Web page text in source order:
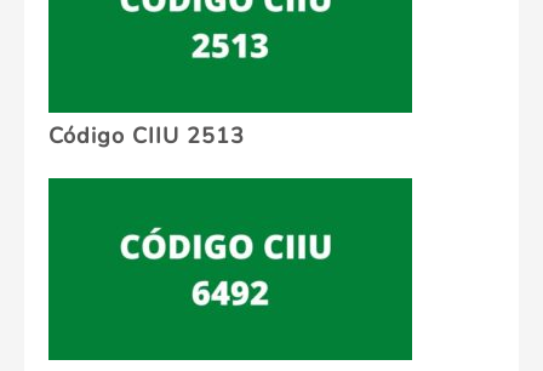
Código CIIU 2513